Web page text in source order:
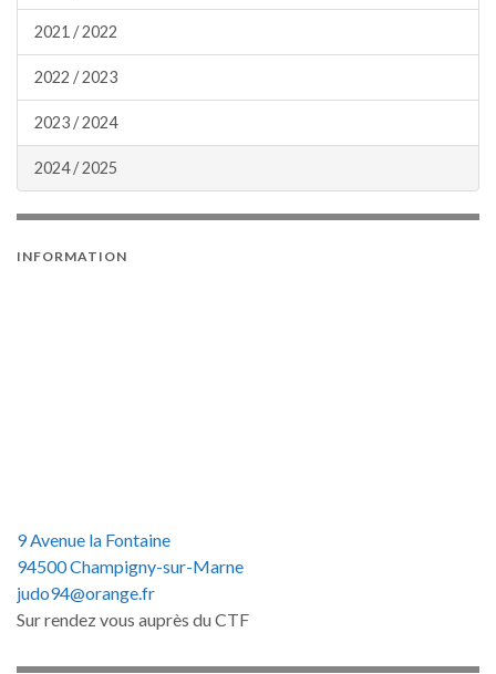
2021 / 2022
2022 / 2023
2023 / 2024
2024 / 2025
INFORMATION
9 Avenue la Fontaine
94500 Champigny-sur-Marne
judo94@orange.fr
Sur rendez vous auprès du CTF